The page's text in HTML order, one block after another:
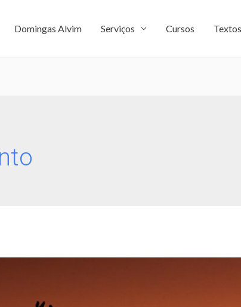
Domingas Alvim Serviços Cursos